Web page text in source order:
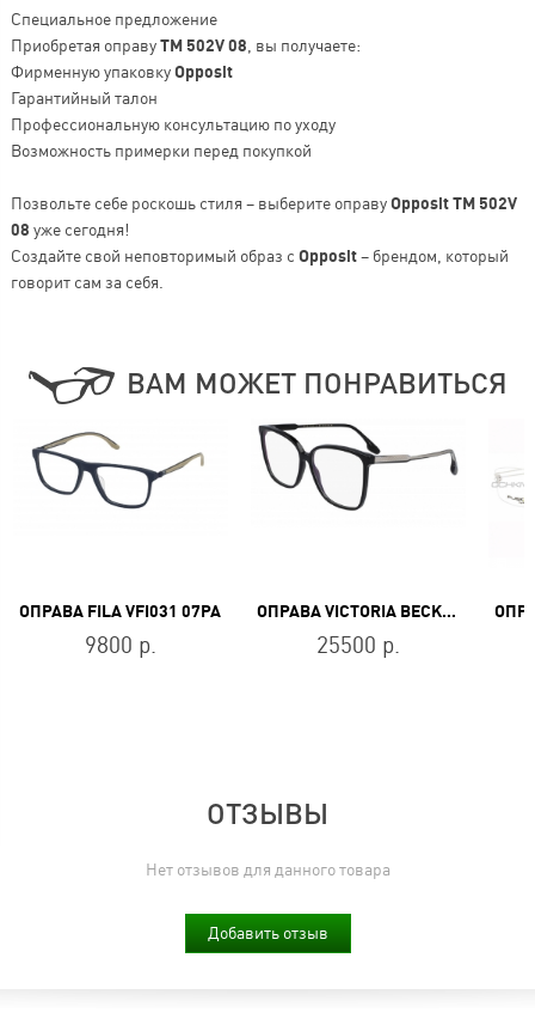
Специальное предложение
Приобретая оправуTM 502V 08 , вы получаете:
Фирменную упаковкуOpposit
Гарантийный талон
Профессиональную консультацию по уходу
Возможность примерки перед покупкой
Позвольте себе роскошь стиля – выберите оправуOpposit TM 502V
08 уже сегодня!
Создайте свой неповторимый образ с Opposit– брендом, который
говорит сам за себя.
ВАМ МОЖЕТ ПОНРАВИТЬСЯ
ОПРАВА FILA VFI031 07PA
9800 р.
ОПРАВА VICTORIA BECKHAM VB2603 001
25500 р.
ОТЗЫВЫ
Нет отзывов для данного товара
Добавить отзыв